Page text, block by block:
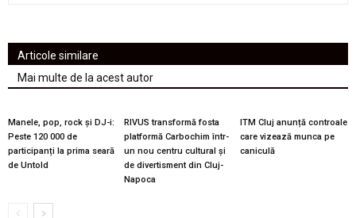
Articole similare
Mai multe de la acest autor
Manele, pop, rock și DJ-i:
Peste 120 000 de
participanți la prima seară
de Untold
RIVUS transformă fosta
platformă Carbochim într-
un nou centru cultural și
de divertisment din Cluj-
Napoca
ITM Cluj anunță controale
care vizează munca pe
caniculă